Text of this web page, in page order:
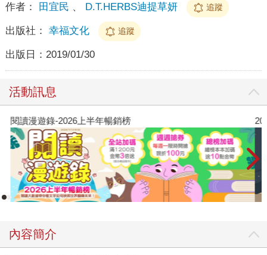
作者： 田宜民 、 D.T.HERBS迪提草妍 追蹤
出版社： 幸福文化 追蹤
出版日： 2019/01/30
活動訊息
閱讀漫遊錄-2026上半年暢銷榜
內容簡介